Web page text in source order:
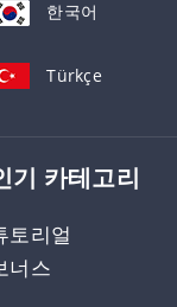
한국어
Türkçe
기 카테고리
토리얼
너스